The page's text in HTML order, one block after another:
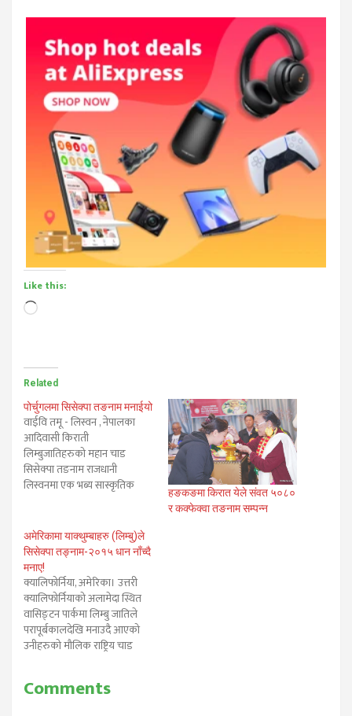
Like this:
Loading…
Related
पोर्चुगलमा सिसेक्पा तङनाम मनाईयो
वाईवि तमू - लिस्वन , नेपालका
आदिवासी किराती
लिम्बुजातिहरुको महान चाड
सिसेक्पा तङनाम राजधानी
लिस्वनमा एक भब्य सास्कृतिक
मुख्य आयोजक रहेको उक्त
कार्यक्रममा पोर्चुगलमा वसोवास गर्ने
लिम्बु तथा अन्य नेपाली
समुदायहरुको वाक्लो उपस्थिति
रहेको थियो। ढोलक,खैजडी र
सुन्दर किराती भेषभुषामा सजिएका
कलाकारहरुले आफ्नो
परमपरागत…
हङकङमा किरात येले संवत ५०८०
र कक्फेक्वा तङनाम सम्पन्न
अमेरिकामा याक्थुम्बाहरु (लिम्बु)ले
सिसेक्पा तङ्नाम-२०१५ धान नाँच्दै
मनाए!
क्यालिफोर्निया, अमेरिका। उत्तरी
क्यालिफोर्नियाको अलामेदा स्थित
वासिङ्टन पार्कमा लिम्बु जातिले
परापूर्बकालदेखि मनाउदै आएको
उनीहरुको मौलिक राष्ट्रिय चाड
पूजाआजा गराई भव्यरुपमा सम्पन्न
Comments